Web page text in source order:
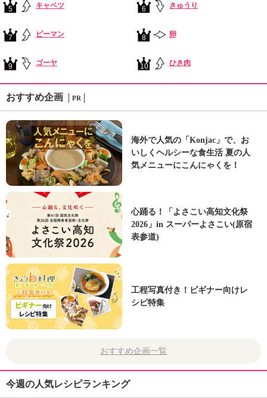
5 キャベツ 6 きゅうり
7 ピーマン 8 卵
9 ゴーヤ 10 ひき肉
おすすめ企画 PR
海外で人気の「Konjac」で、お
いしくヘルシーな食生活 夏の人
気メニューにこんにゃくを！
心踊る！「よさこい高知文化祭
2026」in スーパーよさこい(原宿
表参道)
工程写真付き！ビギナー向けレ
シピ特集
おすすめ企画一覧
今週の人気レシピランキング